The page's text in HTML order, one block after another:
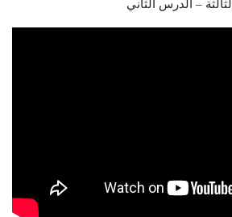
الثالثة – الدرس الثاني